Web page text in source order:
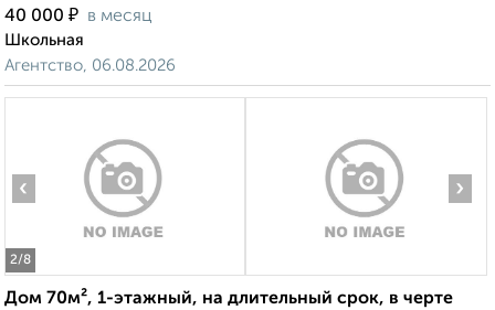
40 000 ₽ в месяц
Школьная
Агентство, 06.08.2026
2/8
‹ ›
Дом 70м², 1-этажный, на длительный срок, в черте